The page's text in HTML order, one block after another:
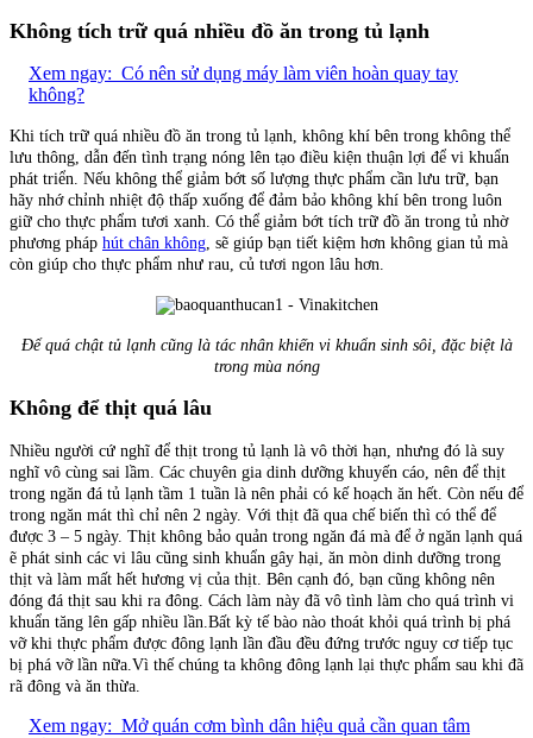
Không tích trữ quá nhiều đồ ăn trong tủ lạnh
Xem ngay: Có nên sử dụng máy làm viên hoàn quay tay
không?
Khi tích trữ quá nhiều đồ ăn trong tủ lạnh, không khí bên trong không thể
lưu thông, dẫn đến tình trạng nóng lên tạo điều kiện thuận lợi để vi khuẩn
phát triển. Nếu không thể giảm bớt số lượng thực phẩm cần lưu trữ, bạn
hãy nhớ chỉnh nhiệt độ thấp xuống để đảm bảo không khí bên trong luôn
giữ cho thực phẩm tươi xanh. Có thể giảm bớt tích trữ đồ ăn trong tủ nhờ
phương pháp hút chân không , sẽ giúp bạn tiết kiệm hơn không gian tủ mà
còn giúp cho thực phẩm như rau, củ tươi ngon lâu hơn.
Để quá chật tủ lạnh cũng là tác nhân khiến vi khuẩn sinh sôi, đặc biệt là
trong mùa nóng
Không để thịt quá lâu
Nhiều người cứ nghĩ để thịt trong tủ lạnh là vô thời hạn, nhưng đó là suy
nghĩ vô cùng sai lầm. Các chuyên gia dinh dưỡng khuyến cáo, nên để thịt
trong ngăn đá tủ lạnh tầm 1 tuần là nên phải có kế hoạch ăn hết. Còn nếu để
trong ngăn mát thì chỉ nên 2 ngày. Với thịt đã qua chế biến thì có thể để
được 3 – 5 ngày. Thịt không bảo quản trong ngăn đá mà để ở ngăn lạnh quá
ẽ phát sinh các vi lâu cũng sinh khuẩn gây hại, ăn mòn dinh dưỡng trong
thịt và làm mất hết hương vị của thịt. Bên cạnh đó, bạn cũng không nên
đóng đá thịt sau khi ra đông. Cách làm này đã vô tình làm cho quá trình vi
khuẩn tăng lên gấp nhiều lần. Bất kỳ tế bào nào thoát khỏi quá trình bị phá
vỡ khi thực phẩm được đông lạnh lần đầu đều đứng trước nguy cơ tiếp tục
bị phá vỡ lần nữa.Vì thế chúng ta không đông lạnh lại thực phẩm sau khi đã
rã đông và ăn thừa.
Xem ngay: Mở quán cơm bình dân hiệu quả cần quan tâm